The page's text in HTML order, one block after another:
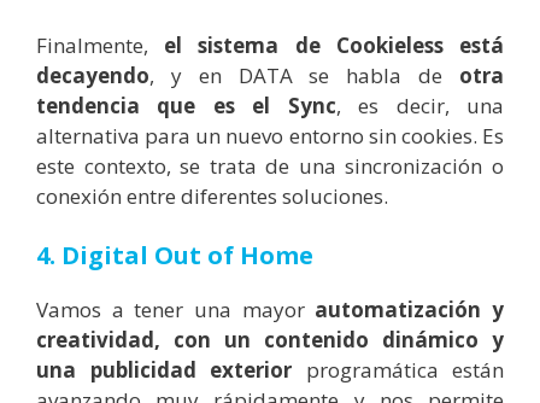
Finalmente, el sistema de Cookieless está
decayendo, y en DATA se habla de otra
tendencia que es el Sync, es decir, una
alternativa para un nuevo entorno sin cookies. Es
este contexto, se trata de una sincronización o
conexión entre diferentes soluciones.
4. Digital Out of Home
Vamos a tener una mayor automatización y
creatividad, con un contenido dinámico y
una publicidad exterior programática están